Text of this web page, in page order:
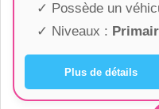
✓ Possède un
✓ Niveaux :
Plus de détails